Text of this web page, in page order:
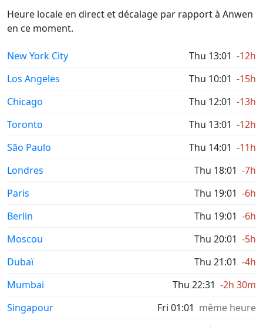
Heure locale en direct et décalage par rapport à Anwen
en ce moment.
New York City Thu 13:01 -12h
Los Angeles
Thu 10:01 -15h
Chicago
Thu 12:01 -13h
Toronto
Thu 13:01 -12h
São Paulo
Thu 14:01 -11h
Londres
Thu 18:01 -7h
Paris
Thu 19:01 -6h
Berlin
Thu 19:01 -6h
Moscou
Thu 20:01 -5h
Dubaï
Thu 21:01 -4h
Mumbai
Thu 22:31 -2h 30m
Singapour
Fri 01:01 même heure